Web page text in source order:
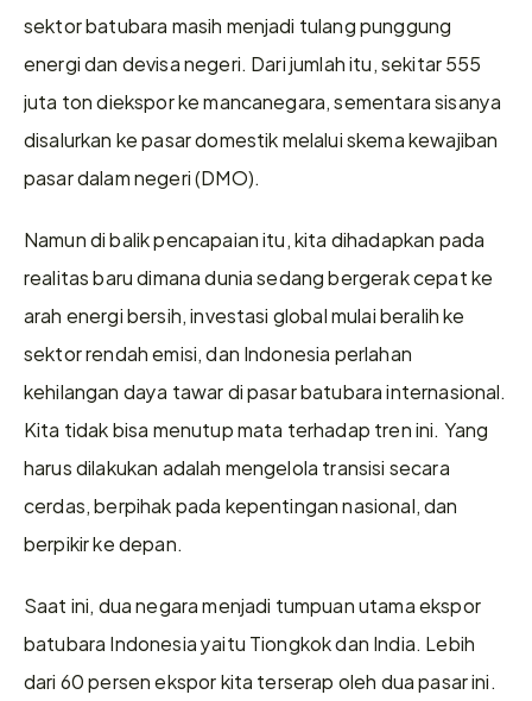
sektor batubara masih menjadi tulang punggung
energi dan devisa negeri. Dari jumlah itu, sekitar 555
juta ton diekspor ke mancanegara, sementara sisanya
disalurkan ke pasar domestik melalui skema kewajiban
pasar dalam negeri (DMO).
Namun di balik pencapaian itu, kita dihadapkan pada
realitas baru dimana dunia sedang bergerak cepat ke
arah energi bersih, investasi global mulai beralih ke
sektor rendah emisi, dan Indonesia perlahan
kehilangan daya tawar di pasar batubara internasional.
Kita tidak bisa menutup mata terhadap tren ini. Yang
harus dilakukan adalah mengelola transisi secara
cerdas, berpihak pada kepentingan nasional, dan
berpikir ke depan.
Saat ini, dua negara menjadi tumpuan utama ekspor
batubara Indonesia yaitu Tiongkok dan India. Lebih
dari 60 persen ekspor kita terserap oleh dua pasar ini.